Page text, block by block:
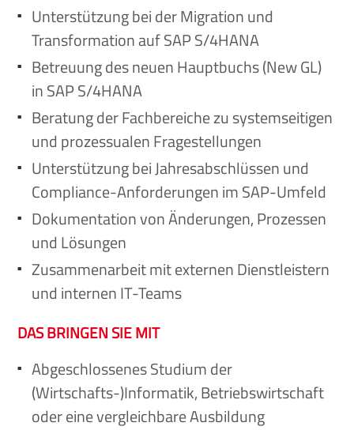
Unterstützung bei der Migration und
Transformation auf SAP S/4HANA
Betreuung des neuen Hauptbuchs (New GL)
in SAP S/4HANA
Beratung der Fachbereiche zu systemseitigen
und prozessualen Fragestellungen
Unterstützung bei Jahresabschlüssen und
Compliance-Anforderungen im SAP-Umfeld
Dokumentation von Änderungen, Prozessen
und Lösungen
Zusammenarbeit mit externen Dienstleistern
und internen IT-Teams
DAS BRINGEN SIE MIT
Abgeschlossenes Studium der
(Wirtschafts-)Informatik, Betriebswirtschaft
oder eine vergleichbare Ausbildung